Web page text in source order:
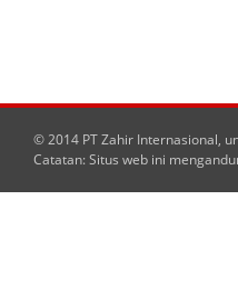
© 2014 PT Zahir Internasional,
Catatan: Situs web ini